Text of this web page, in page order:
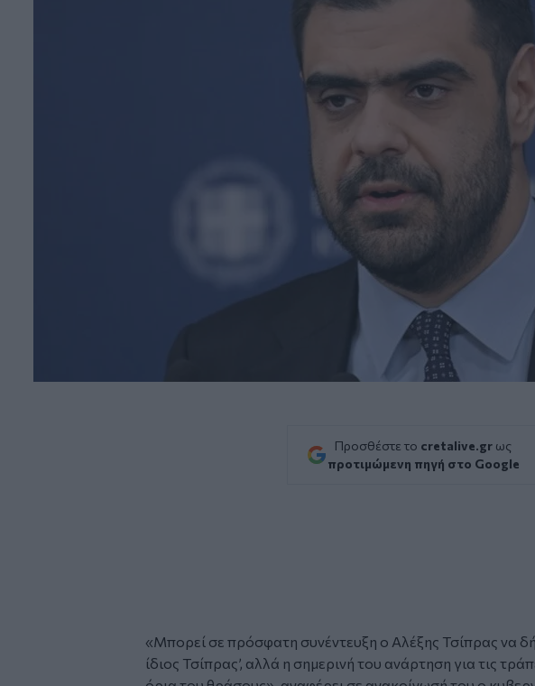
Προσθέστε το cretalive.gr ως
προτιμώμενη πηγή στο Google
«Μπορεί σε πρόσφατη συνέντευξη ο Αλέξης Τσίπρας να
ίδιος Τσίπρας’, αλλά η σημερινή του ανάρτηση για τις